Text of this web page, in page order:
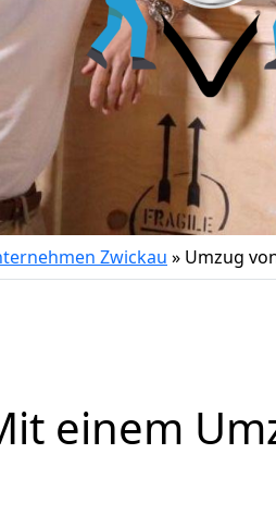
Zwickau » Umzug
einem